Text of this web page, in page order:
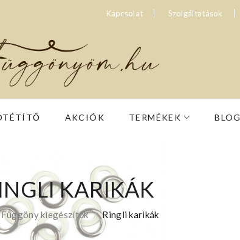
Kapcsolat Szolgáltatások
AKCIÓK TERMÉKEK BLOG
KARIKÁK
Függöny kiegészítők Ringli karikák